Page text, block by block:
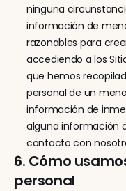
ninguna
información de
razonables para
accediendo a los
que hemos
personal de un
información de
alguna información
contacto con
6. Cómo
personal